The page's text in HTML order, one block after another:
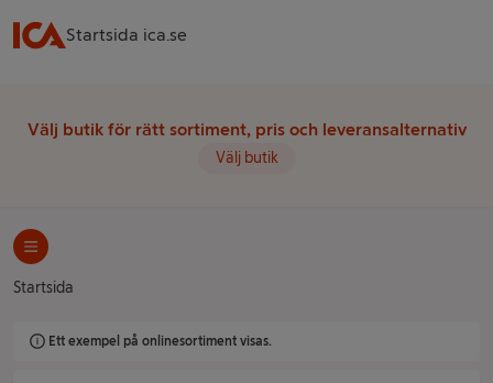
Startsida ica.se
Välj butik för rätt sortiment, pris och leveransalternativ
Välj butik
Startsida
Ett exempel på onlinesortiment visas.